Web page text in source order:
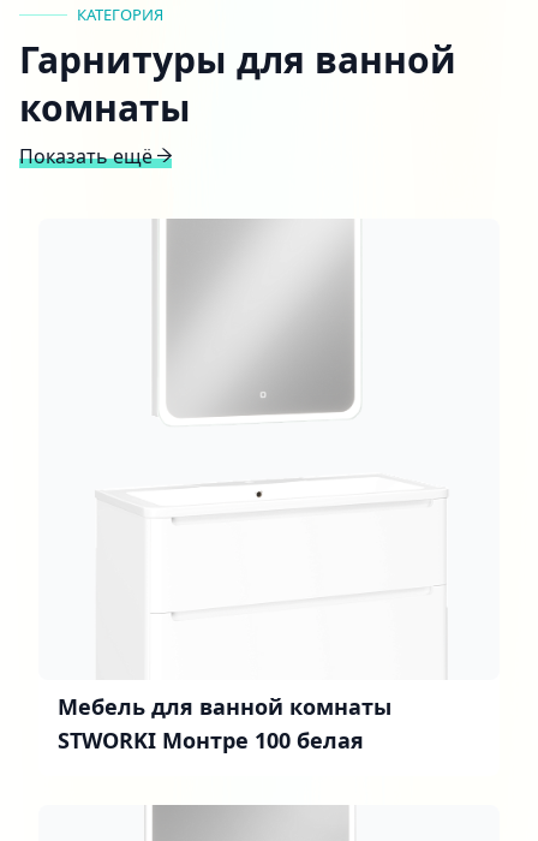
КАТЕГОРИЯ
Гарнитуры для ванной
комнаты
Показать ещё
Мебель для ванной комнаты
STWORKI Монтре 100 белая